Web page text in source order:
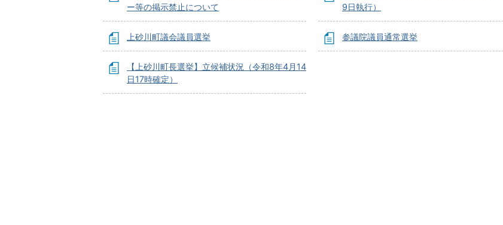
ー等の掲示禁止について
9日執行）
上砂川町議会議員選挙 参議院議員通常選挙
【上砂川町長選挙】立候補状況（令和8年4月14
日17時確定）